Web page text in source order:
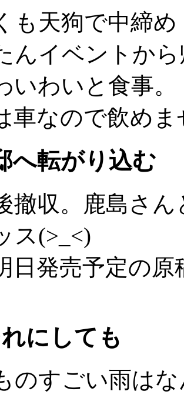
も天狗で中締め
んイベントか
いわいと食事。
車なので飲め
へ転がり込む
撤収。鹿島さ
ス(>_<)
日発売予定の
にしても
のすごい雨は